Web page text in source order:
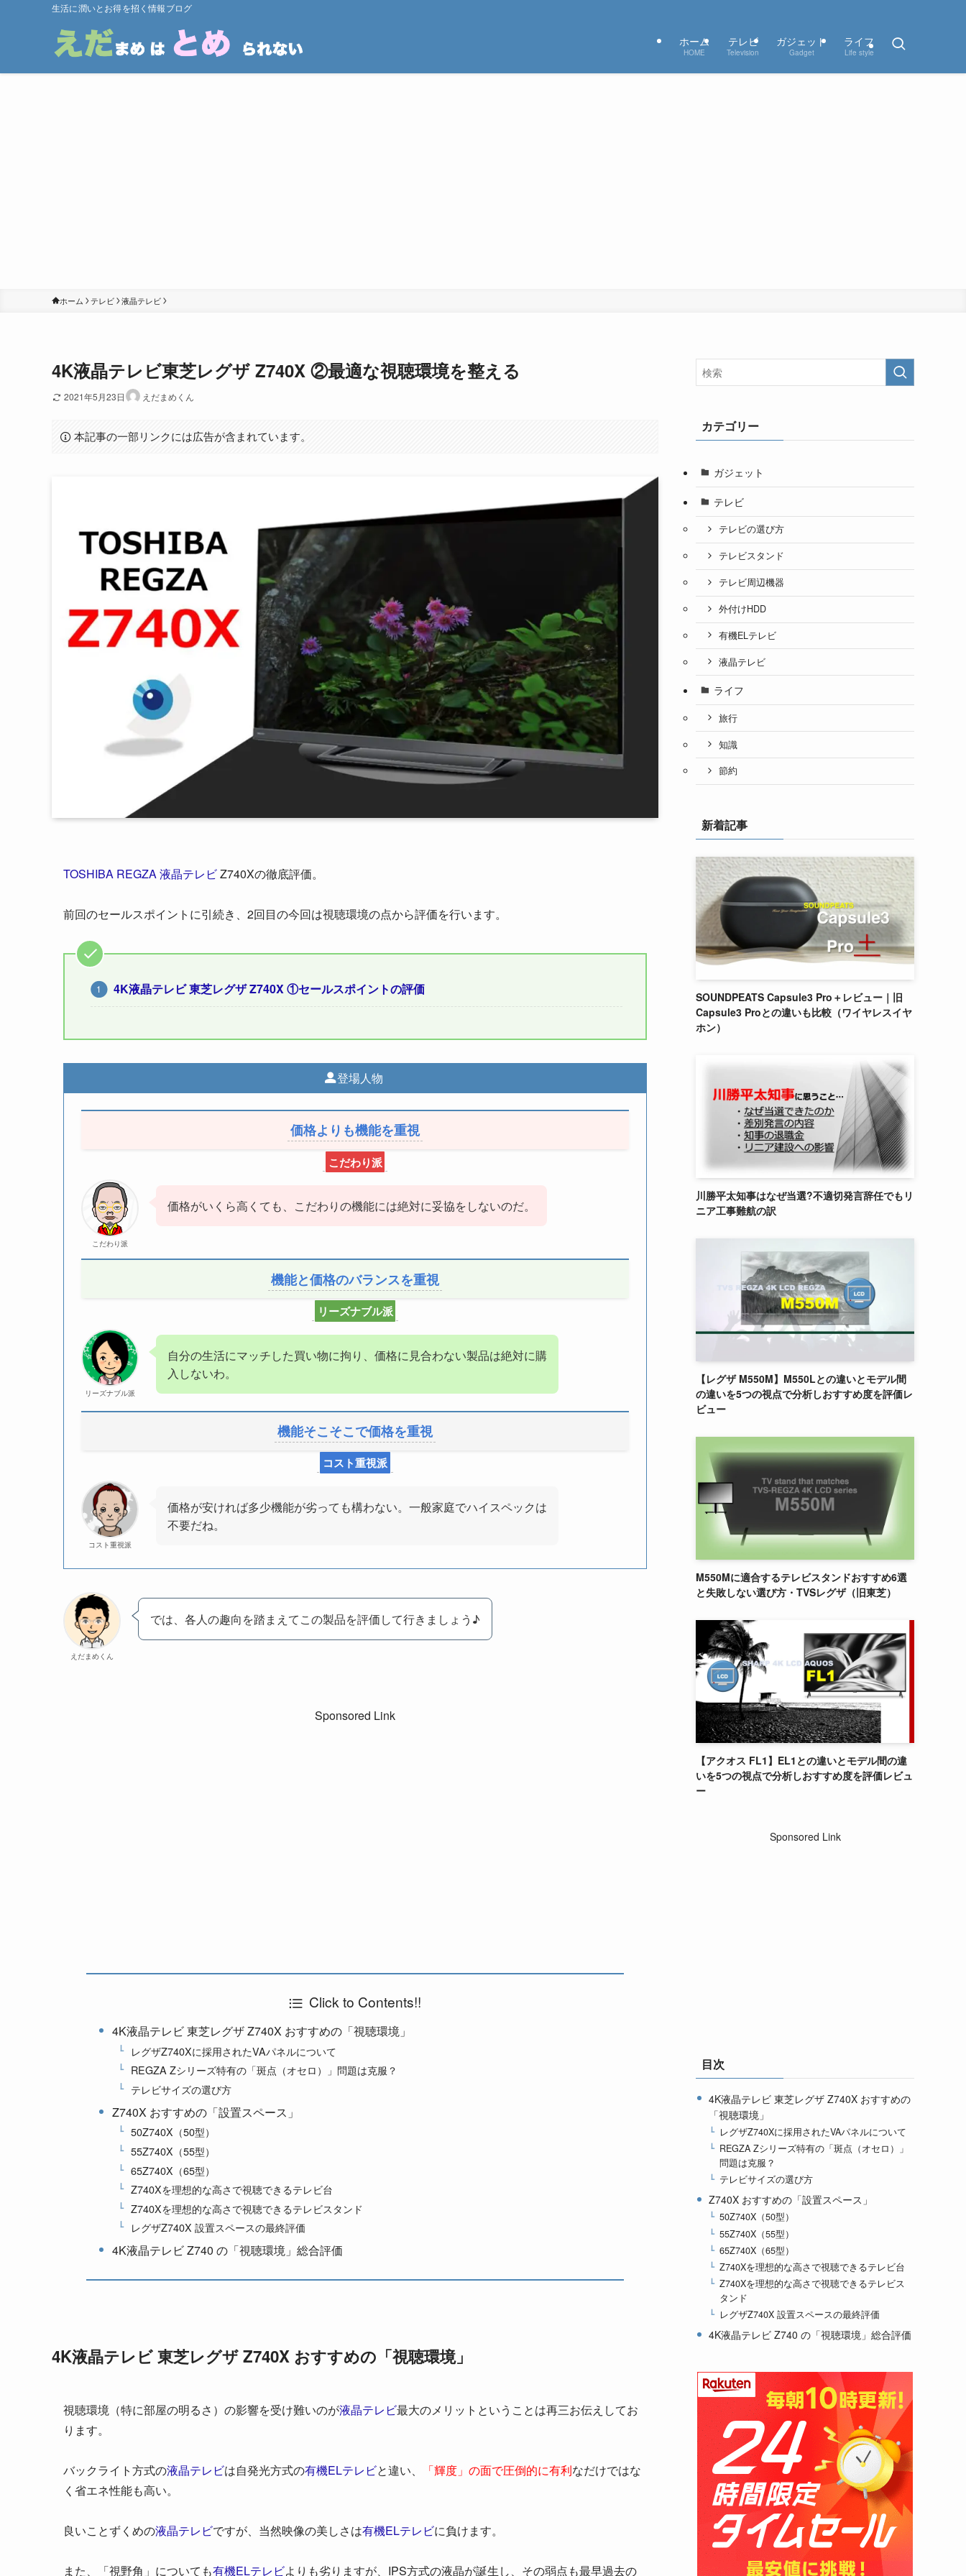
生活に潤いとお得を招く情報ブログ
ホーム
HOME
テレビ
Television
ガジェット
Gadget
ライフ
Life style
ホーム テレビ 液晶テレビ
4K液晶テレビ東芝レグザ Z740X ②最適な視聴環境を整える
2021年5月23日 えだまめくん
本記事の一部リンクには広告が含まれています。
TOSHIBA REGZA 液晶テレビZ740Xの徹底評価。
前回のセールスポイントに引続き、2回目の今回は視聴環境の点から評価を行います。
4K液晶テレビ 東芝レグザ Z740X ①セールスポイントの評価
登場人物
価格よりも機能を重視
こだわり派
こだわり派
価格がいくら高くても、こだわりの機能には絶対に妥協をしないのだ。
機能と価格のバランスを重視
リーズナブル派
リーズナブル派
自分の生活にマッチした買い物に拘り、価格に見合わない製品は絶対に購
入しないわ。
機能そこそこで価格を重視
コスト重視派
コスト重視派
価格が安ければ多少機能が劣っても構わない。一般家庭でハイスペックは
不要だね。
えだまめくん
では、各人の趣向を踏まえてこの製品を評価して行きましょう♪
Sponsored Link
Click to Contents!!
4K液晶テレビ 東芝レグザ Z740X おすすめの「視聴環境」
レグザZ740Xに採用されたVAパネルについて
REGZA Zシリーズ特有の「斑点（オセロ）」問題は克服？
テレビサイズの選び方
Z740X おすすめの「設置スペース」
50Z740X（50型）
55Z740X（55型）
65Z740X（65型）
Z740Xを理想的な高さで視聴できるテレビ台
Z740Xを理想的な高さで視聴できるテレビスタンド
レグザZ740X 設置スペースの最終評価
4K液晶テレビ Z740 の「視聴環境」総合評価
4K液晶テレビ 東芝レグザ Z740X おすすめの「視聴環境」
視聴環境（特に部屋の明るさ）の影響を受け難いのが液晶テレビ最大のメリットということは再三お伝えしてお
ります。
バックライト方式の液晶テレビは自発光方式の有機ELテレビと違い、 「輝度」の面で圧倒的に有利なだけではな
く 省エネ性能も高い。
良いことずくめの液晶テレビですが、当然映像の美しさは有機ELテレビに負けます。
また、「視野角」についても有機ELテレビよりも劣りますが、IPS方式の液晶が誕生し、その弱点も最早過去の
カテゴリー
ガジェット
テレビ
テレビの選び方
テレビスタンド
テレビ周辺機器
外付けHDD
有機ELテレビ
液晶テレビ
ライフ
旅行
知識
節約
新着記事
SOUNDPEATS Capsule3 Pro＋レビュー｜旧
Capsule3 Proとの違いも比較（ワイヤレスイヤ
ホン）
川勝平太知事はなぜ当選?不適切発言辞任でもリ
ニア工事難航の訳
【レグザ M550M】M550Lとの違いとモデル間
の違いを5つの視点で分析しおすすめ度を評価レ
ビュー
M550Mに適合するテレビスタンドおすすめ6選
と失敗しない選び方・TVSレグザ（旧東芝）
【アクオス FL1】EL1との違いとモデル間の違
いを5つの視点で分析しおすすめ度を評価レビュ
ー
Sponsored Link
目次
4K液晶テレビ 東芝レグザ Z740X おすすめの
「視聴環境」
レグザZ740Xに採用されたVAパネルについて
REGZA Zシリーズ特有の「斑点（オセロ）」
問題は克服？
テレビサイズの選び方
Z740X おすすめの「設置スペース」
50Z740X（50型）
55Z740X（55型）
65Z740X（65型）
Z740Xを理想的な高さで視聴できるテレビ台
Z740Xを理想的な高さで視聴できるテレビス
タンド
レグザZ740X 設置スペースの最終評価
4K液晶テレビ Z740 の「視聴環境」総合評価